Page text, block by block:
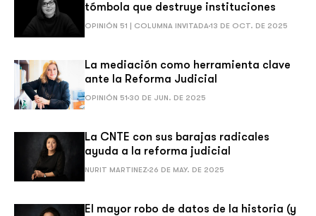
tómbola que destruye instituciones
OPINIÓN 51 | COLUMNA INVITADA13 DE OCT. DE 2025
La mediación como herramienta clave
ante la Reforma Judicial
OPINIÓN 51 30 DE JUN. DE 2025
La CNTE con sus barajas radicales
ayuda a la reforma judicial
NURIT MARTINEZ 26 DE MAY. DE 2025
El mayor robo de datos de la historia (y